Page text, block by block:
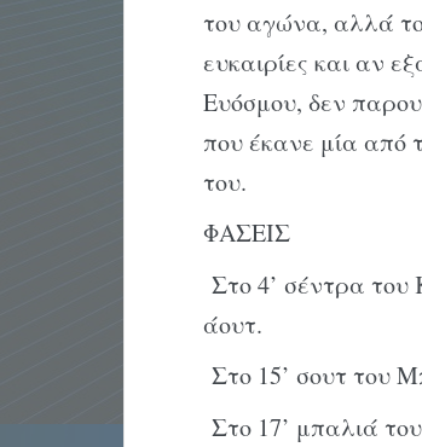
του αγώνα, αλλά
ευκαιρίες και αν
Ευόσμου, δεν
που έκανε μία από
του.
ΦΑΣΕΙΣ
Στο 4’ σέντρα του
άουτ.
Στο 15’ σουτ του
Στο 17’ μπαλιά